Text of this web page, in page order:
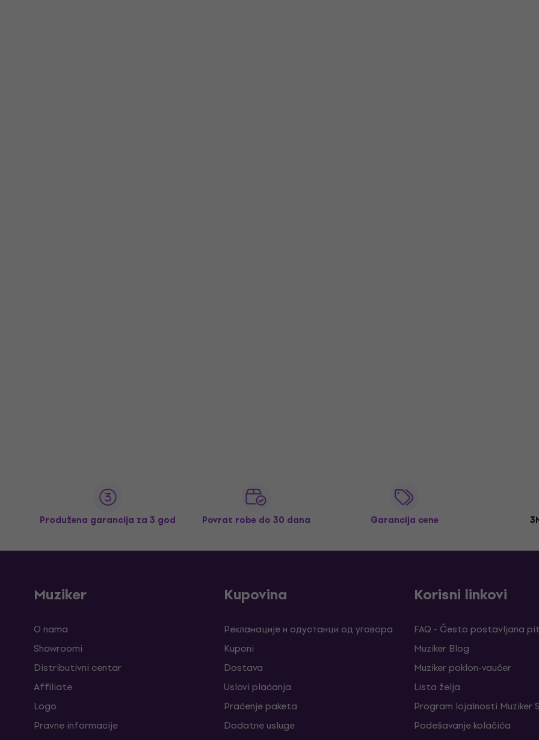
Produžena garancija za 3 god Povrat robe do 30 dana Garancija cene
Muziker
O nama
Showroomi
Distributivni centar
Affiliate
Logo
Pravne informacije
Kupovina
Рекламације и одустанци од уговора
Kuponi
Dostava
Uslovi plaćanja
Praćenje paketa
Dodatne usluge
Korisni linkovi
FAQ - Često postavljana
Muziker Blog
Muziker poklon-vaučer
Lista želja
Program lojalnosti Muziker
Podešavanje kolačića